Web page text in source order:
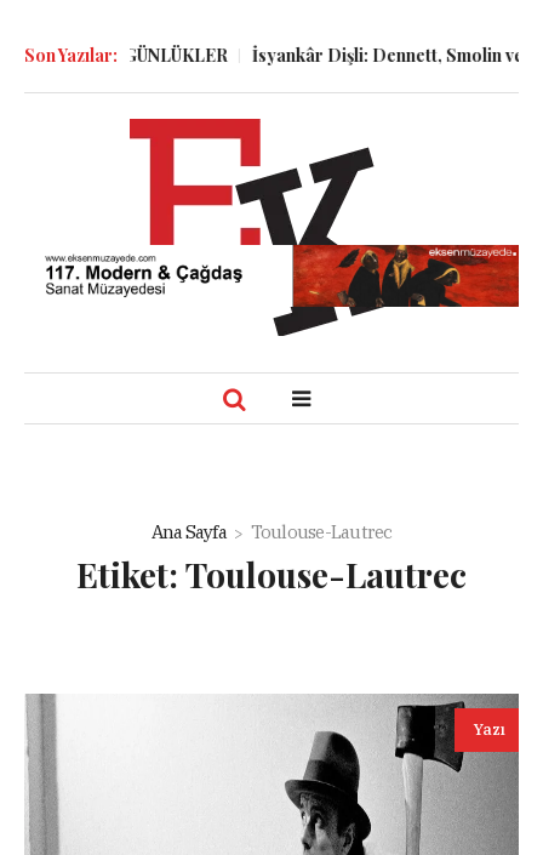
Son Yazılar:ve GÜNLÜKLER İsyankâr Dişli: Dennett, Smolin ve
Ana Sayfa Toulouse-Lautrec
Etiket:Toulouse-Lautrec
Yazı